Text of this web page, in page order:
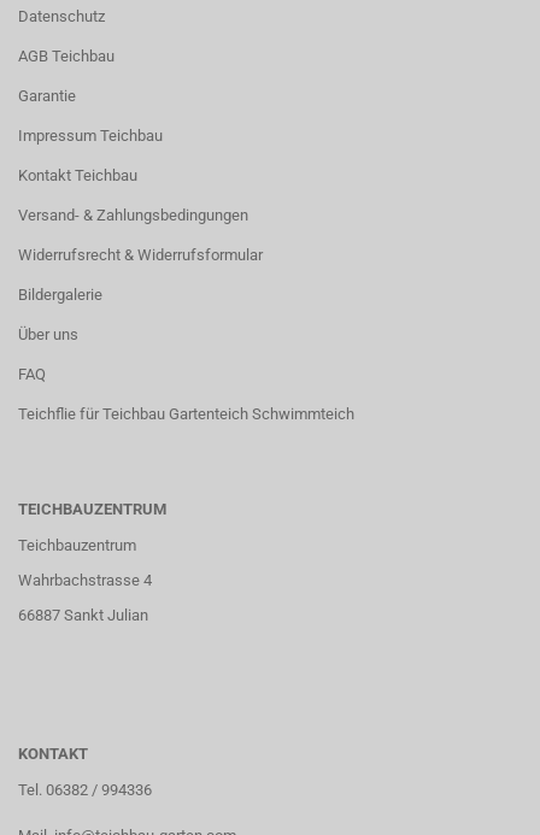
Datenschutz
AGB Teichbau
Garantie
Impressum Teichbau
Kontakt Teichbau
Versand- & Zahlungsbedingungen
Widerrufsrecht & Widerrufsformular
Bildergalerie
Über uns
FAQ
Teichflie für Teichbau Gartenteich Schwimmteich
TEICHBAUZENTRUM
Teichbauzentrum
Wahrbachstrasse 4
66887 Sankt Julian
KONTAKT
Tel. 06382 / 994336